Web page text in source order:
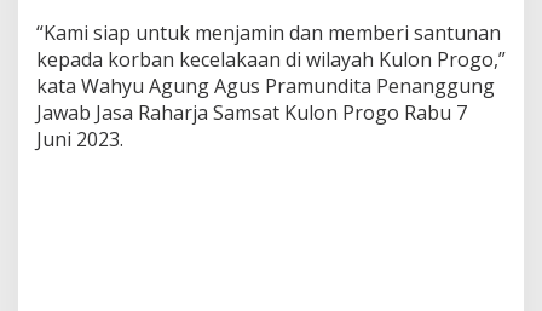
“Kami siap untuk menjamin dan memberi santunan
kepada korban kecelakaan di wilayah Kulon Progo,”
kata Wahyu Agung Agus Pramundita Penanggung
Jawab Jasa Raharja Samsat Kulon Progo Rabu 7
Juni 2023.